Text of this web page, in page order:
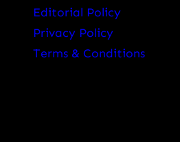
Editorial Policy
Privacy Policy
Terms & Conditions